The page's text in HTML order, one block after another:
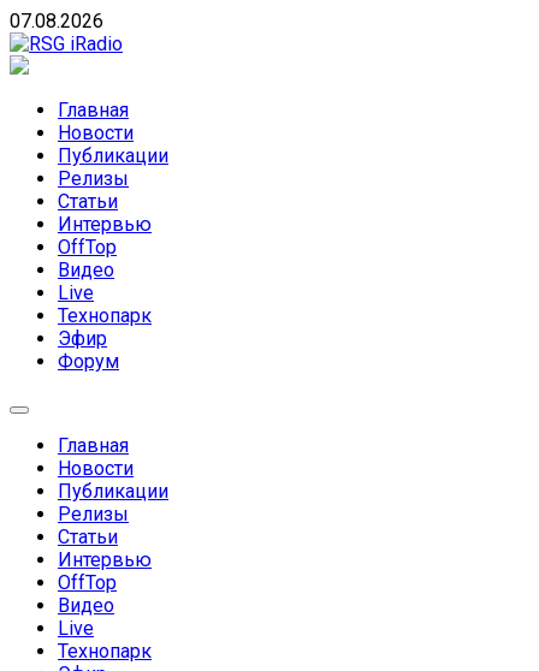
Skip
to
content
07.08.2026
направлений без возрастных ограничений
Главная
Новости
Публикации
Релизы
Статьи
Интервью
OffTop
Видео
Live
Технопарк
Эфир
Форум
Главная
Новости
Публикации
Релизы
Статьи
Интервью
OffTop
Видео
Live
Технопарк